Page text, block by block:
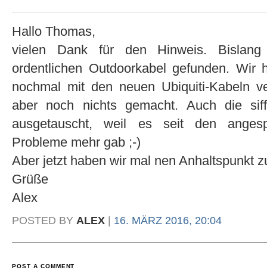
Hallo Thomas,
vielen Dank für den Hinweis.
ordentlichen Outdoorkabel gefunden.
nochmal mit den neuen Ubiquiti-Kabeln
aber noch nichts gemacht. Auch die
ausgetauscht, weil es seit den
Probleme mehr gab ;-)
Aber jetzt haben wir mal nen Anhaltspunkt
Grüße
Alex
POSTED BY ALEX 16. MÄRZ 2016, 20:04
POST A COMMENT